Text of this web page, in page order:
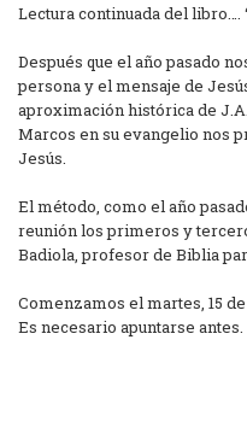
Lectura continuada del libro….
Después que el año pasado
persona y el mensaje de
aproximación histórica de
Marcos en su evangelio nos
Jesús.
El método, como el año
reunión los primeros y
Badiola, profesor de Biblia
Comenzamos el martes, 15
Es necesario apuntarse antes.